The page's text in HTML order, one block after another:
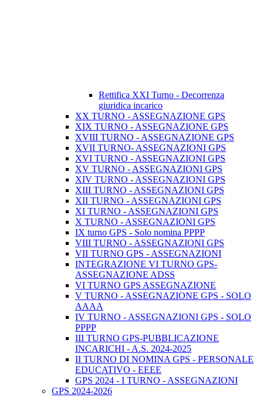
Rettifica XXI Turno - Decorrenza
giuridica incarico
XX TURNO - ASSEGNAZIONE GPS
XIX TURNO - ASSEGNAZIONE GPS
XVIII TURNO - ASSEGNAZIONE GPS
XVII TURNO- ASSEGNAZIONI GPS
XVI TURNO - ASSEGNAZIONI GPS
XV TURNO - ASSEGNAZIONI GPS
XIV TURNO - ASSEGNAZIONI GPS
XIII TURNO - ASSEGNAZIONI GPS
XII TURNO - ASSEGNAZIONI GPS
XI TURNO - ASSEGNAZIONI GPS
X TURNO - ASSEGNAZIONI GPS
IX turno GPS - Solo nomina PPPP
VIII TURNO - ASSEGNAZIONI GPS
VII TURNO GPS - ASSEGNAZIONI
INTEGRAZIONE VI TURNO GPS-
ASSEGNAZIONE ADSS
VI TURNO GPS ASSEGNAZIONE
V TURNO - ASSEGNAZIONE GPS - SOLO
AAAA
IV TURNO - ASSEGNAZIONI GPS - SOLO
PPPP
III TURNO GPS-PUBBLICAZIONE
INCARICHI - A.S. 2024-2025
II TURNO DI NOMINA GPS - PERSONALE
EDUCATIVO - EEEE
GPS 2024 - I TURNO - ASSEGNAZIONI
GPS 2024-2026